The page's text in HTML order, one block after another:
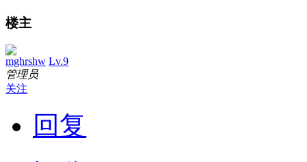
楼主
mghrshw Lv.9
管理员
关注
回复